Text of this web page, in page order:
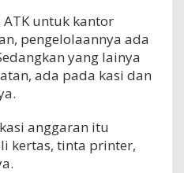
untuk kantor
pengelolaannya ada
yang lainya
ada pada kasi dan
anggaran itu
kertas, tinta printer,